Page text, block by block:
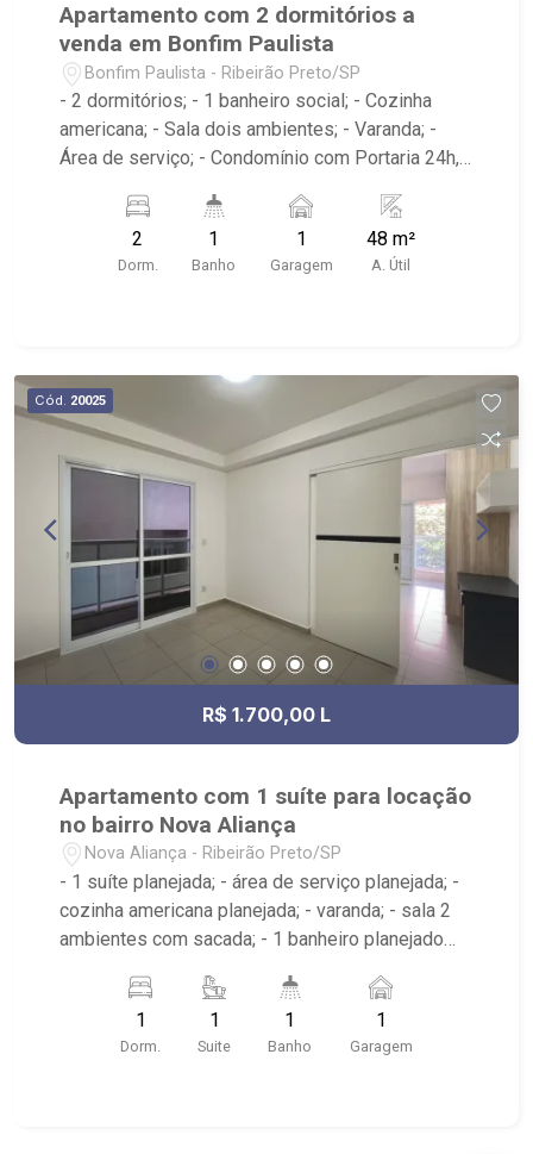
Apartamento com 2 dormitórios a
venda em Bonfim Paulista
Bonfim Paulista - Ribeirão Preto/SP
- 2 dormitórios; - 1 banheiro social; - Cozinha
americana; - Sala dois ambientes; - Varanda; -
Área de serviço; - Condomínio com Portaria 24h,
Próximo à DaniBe FullStore, Bola na Grama
Bonfim, Baterias Batex, supermercado Gricki e
Centro de Bonfim;
2
Dorm.
1
Banho
1
Garagem
48 m²
A. Útil
Cód. 20025
R$ 1.700,00 L
Apartamento com 1 suíte para locação
no bairro Nova Aliança
Nova Aliança - Ribeirão Preto/SP
- 1 suíte planejada; - área de serviço planejada; -
cozinha americana planejada; - varanda; - sala 2
ambientes com sacada; - 1 banheiro planejado
Shopping, UNIP, Pizzaria Verace;
1
Dorm.
1
Suite
1
Banho
1
Garagem